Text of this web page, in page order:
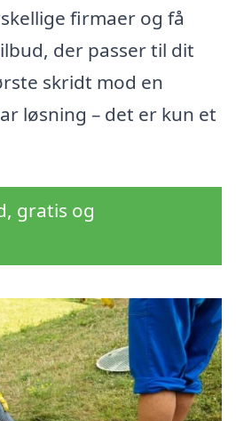
firmaer og få
der passer til dit
skridt mod en
løsning – det er kun et
gratis og